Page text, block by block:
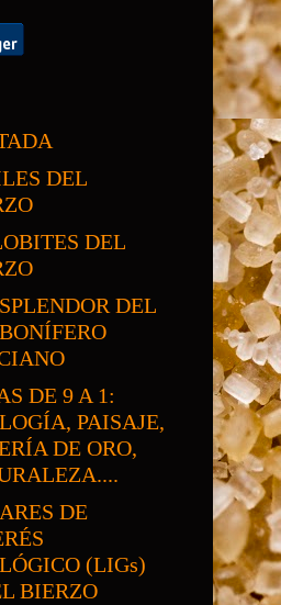
DEL
DEL
DEL
DE 9 A 1:
PAISAJE,
DE ORO,
DE
(LIGs)
BIERZO